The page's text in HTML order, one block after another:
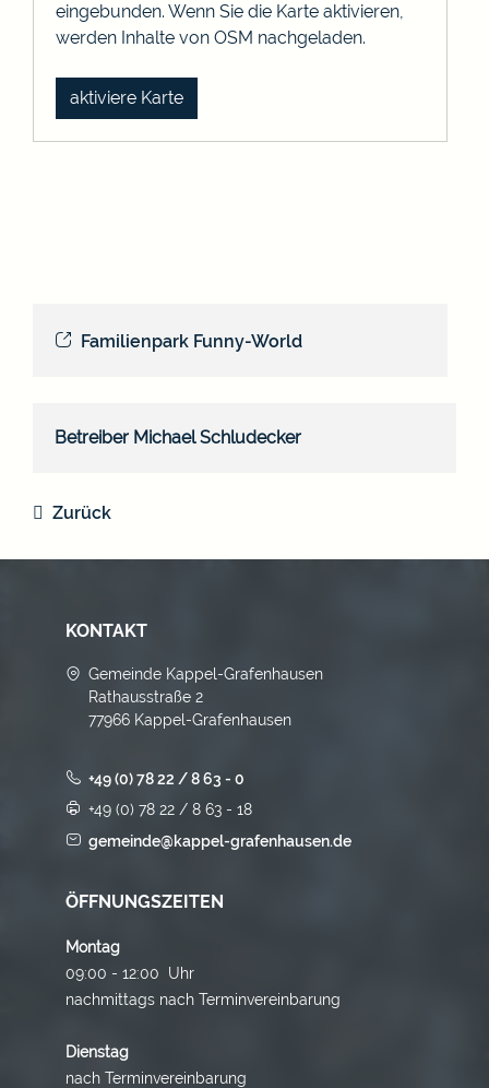
Familienpark Funny-World
Betreiber Michael Schludecker
eingebunden. Wenn Sie die Karte aktivieren,
werden Inhalte von OSM nachgeladen.
aktiviere Karte
Zurück
KONTAKT
Gemeinde Kappel-Grafenhausen
Rathausstraße 2
77966 Kappel-Grafenhausen
+49 (0) 78 22 / 8 63 - 0
+49 (0) 78 22 / 8 63 - 18
gemeinde@kappel-grafenhausen.de
ÖFFNUNGSZEITEN
Montag
09:00 - 12:00 Uhr
nachmittags nach Terminvereinbarung
Dienstag
nach Terminvereinbarung